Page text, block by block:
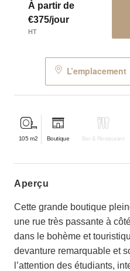
À partir de
€375/jour
HT
L’emplacement
105 m2 Boutique Bar & Restaurant
aperçu
Cette grande boutique
une rue très passante à
dans le bohème et
devanture remarquable et
l’attention des étudiants,